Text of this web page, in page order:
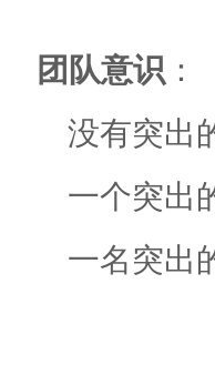
团队意识 ：
没有突出
一个突出
一名突出